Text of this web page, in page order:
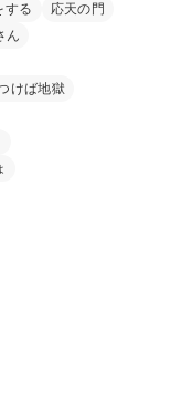
する
応天の門
ん
けば地獄